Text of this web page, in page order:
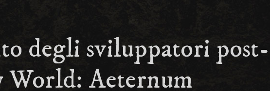
degli sviluppatori post-
Aeternum